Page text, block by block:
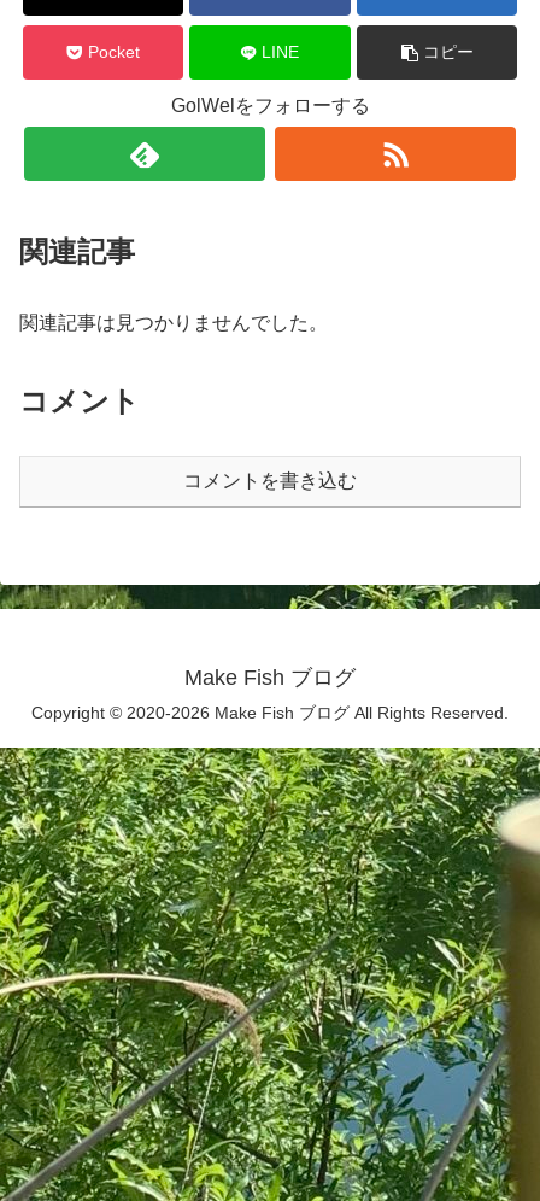
Pocket LINE コピー
GolWelをフォローする
関連記事
関連記事は見つかりませんでした。
コメント
コメントを書き込む
Make Fish ブログ
Copyright © 2020-2026 Make Fish ブログ All Rights Reserved.